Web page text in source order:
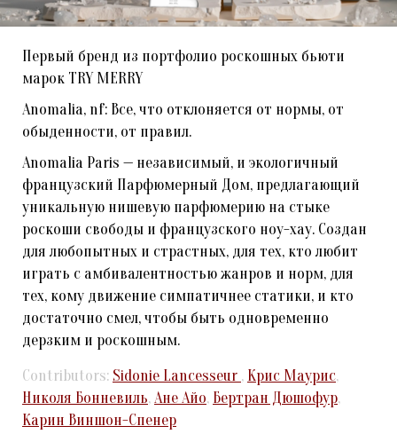
Первый бренд из портфолио роскошных бьюти
марок TRY MERRY
Anomalia, nf: Все, что отклоняется от нормы, от
обыденности, от правил.
Anomalia Paris — независимый, и экологичный
французский Парфюмерный Дом, предлагающий
уникальную нишевую парфюмерию на стыке
роскоши свободы и французского ноу-хау. Создан
для любопытных и страстных, для тех, кто любит
играть с амбивалентностью жанров и норм, для
тех, кому движение симпатичнее статики, и кто
достаточно смел, чтобы быть одновременно
дерзким и роскошным.
Contributors: Sidonie Lancesseur , Крис Маурис,
Николя Бонневиль,Ане Айо, Бертран Дюшофур,
Карин Виншон-Спенер